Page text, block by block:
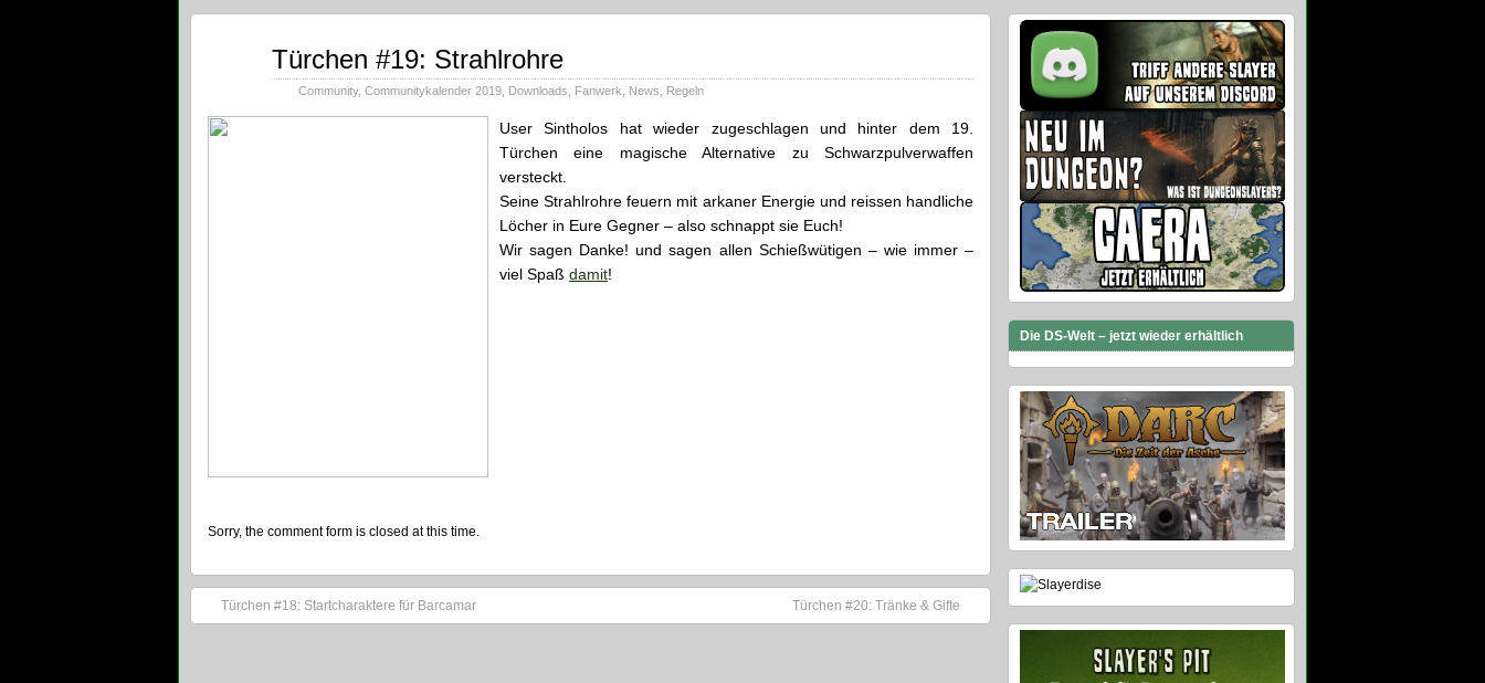
Türchen #19: Strahlrohre
Community, Communitykalender 2019 Downloads Fanwerk News Regeln
User Sintholos hat wieder zugeschlagen und hinter dem 19.
Türchen eine magische Alternative zu Schwarzpulverwaffen
versteckt.
Seine Strahlrohre feuern mit arkaner Energie und reissen handliche
Löcher in Eure Gegner – also schnappt sie Euch!
Wir sagen Danke! und sagen allen Schießwütigen – wie immer –
viel Spaß damit!
Sorry, the comment form is closed at this time.
Türchen #18: Startcharaktere für Barcamar Türchen #20: Tränke & Gifte
Die DS-Welt – jetzt wieder erhältlich